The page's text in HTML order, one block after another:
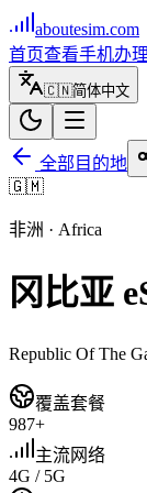
aboutesim.com
首页查看手机办
🇨🇳简体中文
全部目的地
🇬🇲
非洲 · Africa
冈比亚
Republic Of The
覆盖套餐
987+
主流网络
4G / 5G